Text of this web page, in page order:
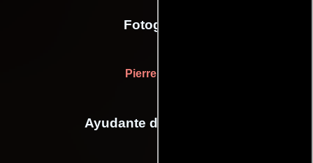
Fotografia
Pierre Milon
Ayudante de dirección